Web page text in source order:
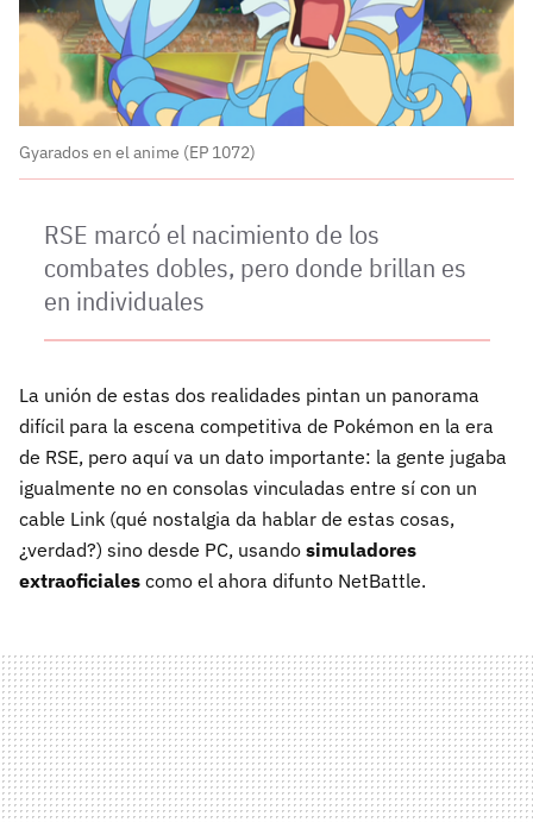
Gyarados en el anime (EP 1072)
RSE marcó el nacimiento de los
combates dobles, pero donde brillan es
en individuales
La unión de estas dos realidades pintan un panorama
difícil para la escena competitiva de Pokémon en la era
de RSE, pero aquí va un dato importante: la gente jugaba
igualmente no en consolas vinculadas entre sí con un
cable Link (qué nostalgia da hablar de estas cosas,
¿verdad?) sino desde PC, usando simuladores
extraoficiales como el ahora difunto NetBattle.